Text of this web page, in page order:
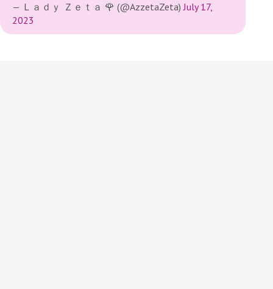
— Ｌａｄｙ Ｚｅｔａ 🌹 (@AzzetaZeta)July 17,
2023